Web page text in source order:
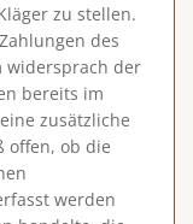
zu stellen.
des
widersprach der
bereits im
zusätzliche
offen, ob die
werden